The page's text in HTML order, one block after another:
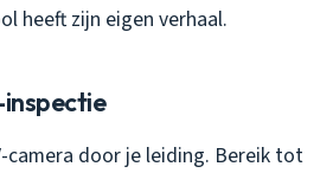
heeft zijn eigen verhaal.
inspectie
camera door je leiding. Bereik tot